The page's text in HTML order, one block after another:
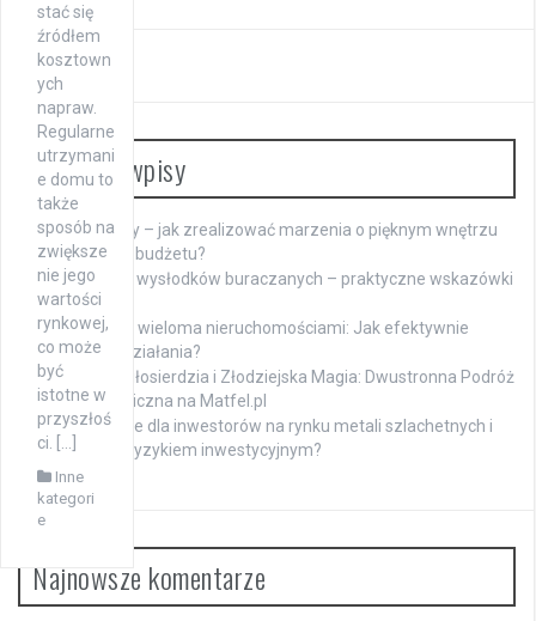
stać się
źródłem
kosztown
ych
napraw.
Regularne
utrzymani
e domu to
także
sposób na
zwiększe
nie jego
wartości
rynkowej,
co może
być
istotne w
przyszłoś
ci. […]
Inne
kategori
e
Ostatnie wpisy
Meble na raty – jak zrealizować marzenia o pięknym wnętrzu
bez obciążania budżetu?
Namaczanie wysłodków buraczanych – praktyczne wskazówki
dla hodowców
Zarządzanie wieloma nieruchomościami: Jak efektywnie
koordynować działania?
Mistyczka Miłosierdzia i Złodziejska Magia: Dwustronna Podróż
Duchowa i Magiczna na Matfel.pl
Jakie są opcje dla inwestorów na rynku metali szlachetnych i
jak zarządzać ryzykiem inwestycyjnym?
Najnowsze komentarze